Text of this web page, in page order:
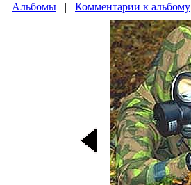
Альбомы | Комментарии к альбому